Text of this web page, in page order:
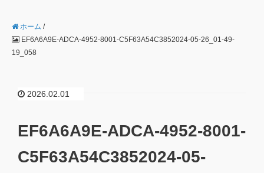
ホーム /
EF6A6A9E-ADCA-4952-8001-C5F63A54C3852024-05-26_01-49-
19_058
2026.02.01
EF6A6A9E-ADCA-4952-8001-
C5F63A54C3852024-05-